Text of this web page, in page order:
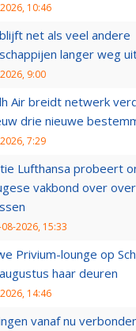
10:46
net als veel andere
langer weg
9:00
Air breidt netwerk
drie nieuwe
7:29
Lufthansa probeert
vakbond over
2026, 15:33
Privium-lounge op
haar deuren
14:46
vanaf nu